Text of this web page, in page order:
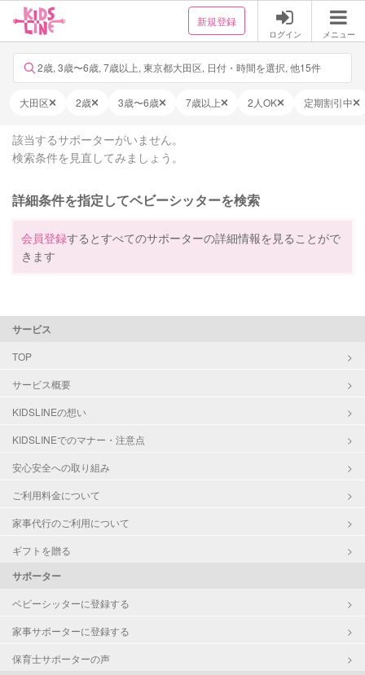
新規登録
ログイン メニュー
2歳, 3歳〜6歳, 7歳以上, 東京都大田区, 日付・時間を選択, 他15件
大田区 2歳 3歳〜6歳 7歳以上 2人OK 定期割引中
該当するサポーターがいません。
検索条件を見直してみましょう。
詳細条件を指定してベビーシッターを検索
会員登録するとすべてのサポーターの詳細情報を見ることがで
きます
サービス
TOP
サービス概要
KIDSLINEの想い
KIDSLINEでのマナー・注意点
安心安全への取り組み
ご利用料金について
家事代行のご利用について
ギフトを贈る
サポーター
ベビーシッターに登録する
家事サポーターに登録する
保育士サポーターの声